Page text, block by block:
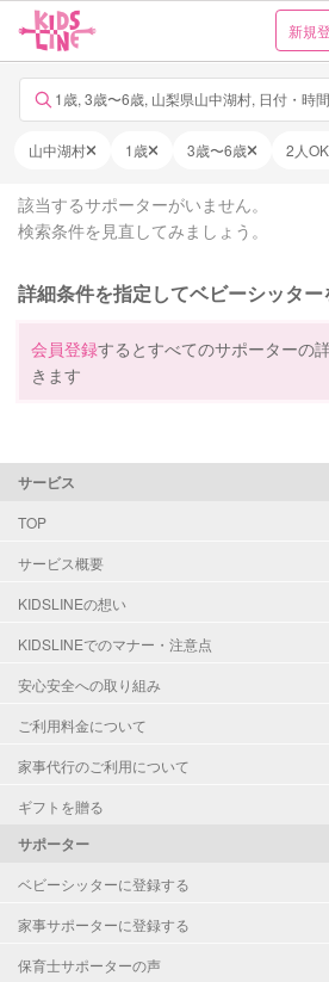
新規
1歳, 3歳〜6歳, 山梨県山中湖村, 日付・時
山中湖村 1歳 3歳〜6歳 2人OK
該当するサポーターがいません。
検索条件を見直してみましょう。
詳細条件を指定してベビーシッター
会員登録するとすべてのサポーターの
きます
サービス
TOP
サービス概要
KIDSLINEの想い
KIDSLINEでのマナー・注意点
安心安全への取り組み
ご利用料金について
家事代行のご利用について
ギフトを贈る
サポーター
ベビーシッターに登録する
家事サポーターに登録する
保育士サポーターの声